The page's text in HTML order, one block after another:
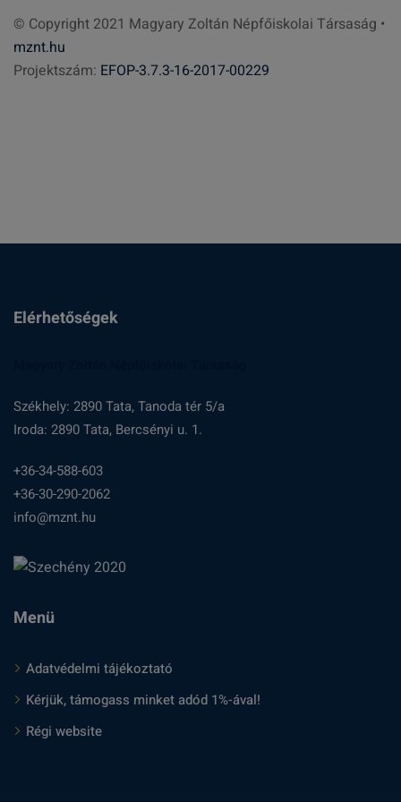
e
s
é
© Copyright 2021 Magyary Zoltán Népfőiskolai Társaság •
mznt.hu
Projektszám: EFOP-3.7.3-16-2017-00229
Elérhetőségek
Székhely: 2890 Tata, Tanoda tér 5/a
Iroda: 2890 Tata, Bercsényi u. 1.
+36-34-588-603
+36-30-290-2062
info@mznt.hu
Menü
Adatvédelmi tájékoztató
Kérjük, támogass minket adód 1%-ával!
Régi website